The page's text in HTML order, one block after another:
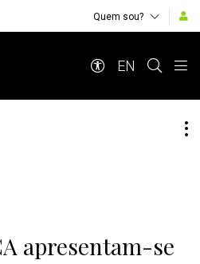
Quem sou?
EN
apresentam-se